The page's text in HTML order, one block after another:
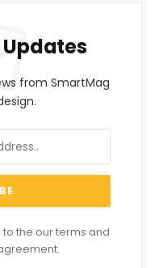
from SmartMag
the our terms and